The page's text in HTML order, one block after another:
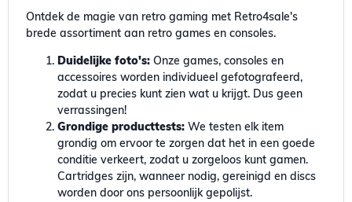
Ontdek de magie van retro gaming met Retro4sale's
brede assortiment aan retro games en consoles.
Duidelijke foto's:Onze games, consoles en
accessoires worden individueel gefotografeerd,
zodat u precies kunt zien wat u krijgt. Dus geen
verrassingen!
Grondige producttests:We testen elk item
grondig om ervoor te zorgen dat het in een goede
conditie verkeert, zodat u zorgeloos kunt gamen.
Cartridges zijn, wanneer nodig, gereinigd en discs
worden door ons persoonlijk gepolijst.